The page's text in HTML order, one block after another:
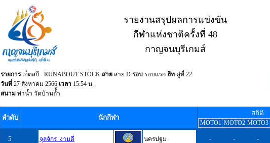
รายงานสรุปผลการแข่งขัน
กีฬาแห่งชาติครั้งที่ 48
กาญจนบุรีเกมส์
รายการเจ็ตสกี - RUNABOUT STOCK สาย สาย D รอบ รอบแรก ฮีท คู่ที่ 22
วันที่ 27 สิงหาคม 2566 เวลา 15:54 น.
สนาม ท่าน้ำ วัดบ้านถ้้ำ
ลำดับ นักกีฬา
สถิติ
MOTO1 MOTO2 MOTO3
5 จุลจักร งามดี นครปฐม - - -